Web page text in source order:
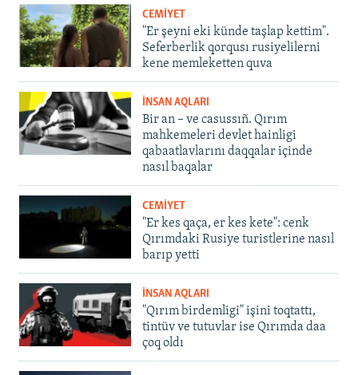
CEMİYET
"Er şeyni eki künde taşlap kettim".
Seferberlik qorqusı rusiyelilerni
kene memleketten quva
İNSAN AQLARI
Bir an – ve casussıñ. Qırım
mahkemeleri devlet hainligi
qabaatlavlarını daqqalar içinde
nasıl baqalar
CEMİYET
"Er kes qaça, er kes kete": cenk
Qırımdaki Rusiye turistlerine nasıl
barıp yetti
İNSAN AQLARI
"Qırım birdemligi" işini toqtattı,
tintüv ve tutuvlar ise Qırımda daa
çoq oldı